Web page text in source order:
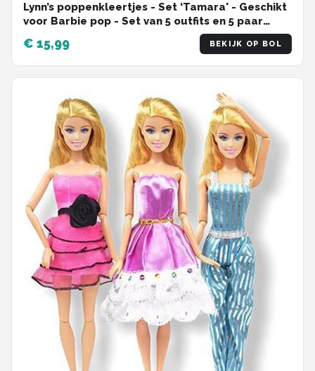
Lynn’s poppenkleertjes - Set ‘Tamara' - Geschikt
voor Barbie pop - Set van 5 outfits en 5 paar
schoenen - Kleding voor modepoppen -
Cadeauzakje
€ 15,99 BEKIJK OP BOL